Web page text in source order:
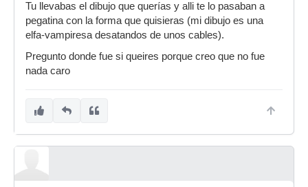
Tu llevabas el dibujo que querías y alli te lo pasaban a
pegatina con la forma que quisieras (mi dibujo es una
elfa-vampiresa desatandos de unos cables).
Pregunto donde fue si queires porque creo que no fue
nada caro